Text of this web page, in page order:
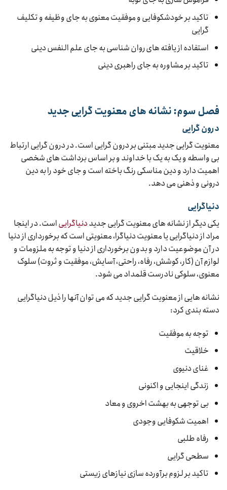
تاکید بر خودشکوفایی و موفقیت معنوی به جای وظیفه و تکلیف
گرایی
استفاده از یافته های روان شناسی به جای علم النفس دینی
تاکید بر مشاوره به جای راهبری دینی
فصل سوم: نشانه های معنویت گرایی جدید
درون گرایی
معنویت گرایی جدید مبتنی بر درون گرایی است. در درون گرایی ارتباط
بی واسطه و یک به یک با خداوند و بر اساس برداشت های شخصی
اهمیت دارد و دین مناسکی رنگ باخته است و جای خود را به دین
درونی و ذهنی می دهد.
دنیاگرایی
یکی دیگر از نشانه های معنویت گرایی جدیددنیاگراییاست. در اینجا
مراد از دنیاگرایی یا معنویت دنیاگرا، معنویتی است که برخورداری از دنیا
در آن موضوعیت دارد و بدون برخورداری از دنیا و توجه به ملزومات و
لوازم آن (کار، کوشش، رفاه، راحتی، آسایش، موفقیت و ثروت) سلوک
معنوی، سلوکی نادرست قلمداد می شود.
نشانه هایی از معنویت گرایی جدید که می توان آنها را ذیل دنیاگرایی
دسته بندی کرد:
توجه به موفقیت
خلاقیت
غنای دنیوی
زندگی اینجایی و اکنونی
بی توجهی به بهشت اخروی و معاد
اهمیت شکوفایی وجودی
رفاه طلبی
سطحی گرایی
تاکید بر لزوم برآورده سازی نیازهای زیستی